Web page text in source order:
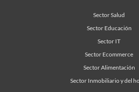
Sector Salud
Sector Educación
Sector IT
Sector Ecommerce
Sector Alimentación
Sector Inmobiliario y del